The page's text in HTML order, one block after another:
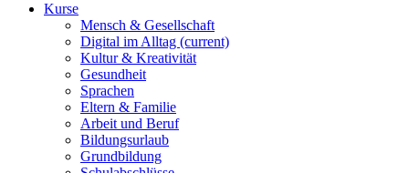
Kurse
Mensch & Gesellschaft
Digital im Alltag (current)
Kultur & Kreativität
Gesundheit
Sprachen
Eltern & Familie
Arbeit und Beruf
Bildungsurlaub
Grundbildung